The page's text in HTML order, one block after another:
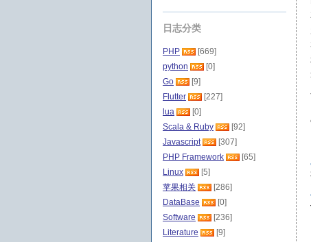
日志分类
PHP
[669]
python
[0]
Go
[9]
Flutter
[227]
lua
[0]
Scala & Ruby
[92]
Javascript
[307]
PHP Framework
[65]
Linux
[5]
苹果相关
[286]
DataBase
[0]
Software
[236]
Literature
[9]